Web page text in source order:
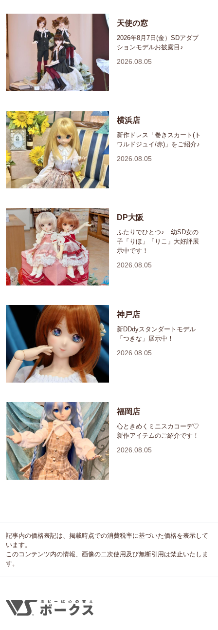
天使の窓
2026年8月7日(金）SDアダプ
ションモデルお披露目♪
2026.08.05
横浜店
新作ドレス「巻きスカート(ト
ワルドジュイ/赤)」をご紹介♪
2026.08.05
DP大阪
ふたりでひとつ♪ 幼SD女の
子「りほ」「りこ」大好評展
示中です！
2026.08.05
神戸店
新DDdyスタンダートモデル
「つきな」展示中！
2026.08.05
福岡店
心ときめくミニスカコーデ♡
新作アイテムのご紹介です！
2026.08.05
記事内の価格表記は、掲載時点での消費税率に基づいた価格を表示して
います。
このコンテンツ内の情報、画像の二次使用及び無断引用は禁止いたしま
す。